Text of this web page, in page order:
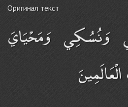
Оригинал текст
وَنُسُكِي وَمَحْيَايَ